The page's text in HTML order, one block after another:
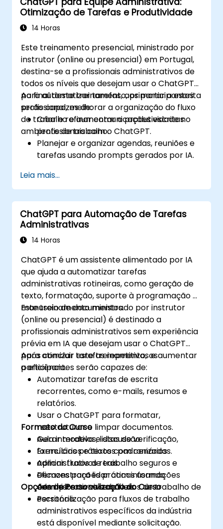
Otimização de Tarefas e Produtividade
14 Horas
Este treinamento presencial, ministrado por
instrutor (online ou presencial) em Portugal,
destina-se a profissionais administrativos de
todos os níveis que desejam usar o ChatGPT
para automatizar tarefas, aprimorar a escrita
profissional, melhorar a organização do fluxo
de trabalho e aumentar a produtividade no
ambiente de trabalho.
Ao final deste treinamento, os participantes
serão capazes de:
Criar e refinar comunicações escritas
profissionais com o ChatGPT.
Planejar e organizar agendas, reuniões e
tarefas usando prompts gerados por IA.
como relatórios e resumos.
Integrar o ChatGPT com ferramentas de
produtividade e automatizar fluxos de
trabalho rotineiros.
Leia mais...
ChatGPT para Automação de Tarefas
Administrativas
14 Horas
ChatGPT é um assistente alimentado por IA
que ajuda a automatizar tarefas
administrativas rotineiras, como geração de
texto, formatação, suporte à programação e
manuseio de documentos.
Este treinamento ministrado por instrutor
(online ou presencial) é destinado a
profissionais administrativos sem experiência
prévia em IA que desejam usar o ChatGPT
para otimizar tarefas repetitivas e aumentar
a eficiência.
Após concluir este treinamento, os
participantes serão capazes de:
Automatizar tarefas de escrita
recorrentes, como e-mails, resumos e
relatórios.
Usar o ChatGPT para formatar,
reestruturar e limpar documentos.
Gerar modelos, listas de verificação,
formulários e textos padronizados.
Aplicar fluxos de trabalho seguros e
eficazes para lidar com informações
administrativas sensíveis.
Formato do Curso
Aula interativa e discussão.
Exercícios práticos com cenários
administrativos reais.
Demonstrações práticas usando
exemplos ao vivo de fluxos de trabalho de
escritório.
Opções de Personalização do Curso
Personalização para fluxos de trabalho
administrativos específicos da indústria
está disponível mediante solicitação.